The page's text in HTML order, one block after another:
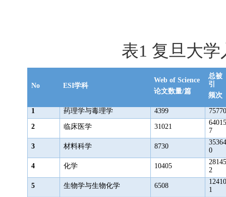
表1 复旦大学
No ESI学科
Web of Science
论文数量/篇
总被
引
频次
1 药理学与毒理学 4399 75770
2 临床医学 31021
64015
7
3 材料科学 8730
35364
0
4 化学 10405
28145
2
5 生物学与生物化学 6508
12410
1